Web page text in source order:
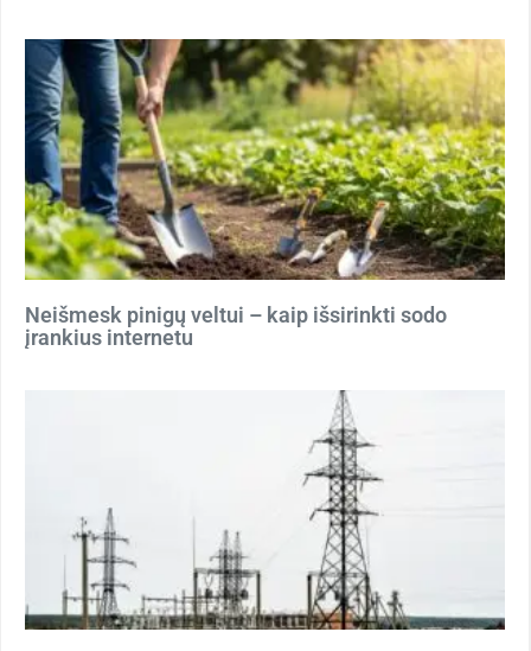
Neišmesk pinigų veltui – kaip išsirinkti sodo
įrankius internetu